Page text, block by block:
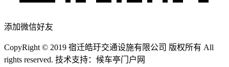
添加微信好友
CopyRight © 2019 宿迁皓玗交通设施有限公司 版权所有 All
rights reserved. 技术支持：候车亭门户网